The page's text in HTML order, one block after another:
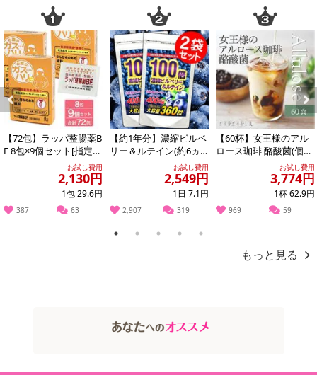
Previous
【72包】ラッパ整腸薬B
F 8包×9個セット[指定医
薬部外品］大幸薬品お試し費用
2,130円
1包 29.6円
387 63
【約1年分】濃縮ビルベ
リー＆ルテイン(約6ヵ
月分/360粒)×2袋お試し費用
2,549円
1日 7.1円
2,907 319
【60杯】女王様のアル
ロース珈琲 酪酸菌(個包
お試し費用
3,774円
1杯 62.9円
969 59
Next
1 2 3 4 5
もっと見る